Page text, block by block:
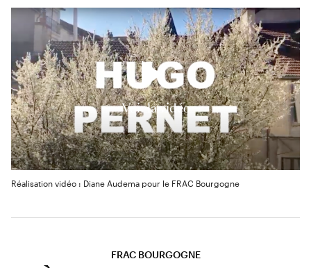
Voir la vidéo
Réalisation vidéo : Diane Audema pour le FRAC Bourgogne
FRAC BOURGOGNE